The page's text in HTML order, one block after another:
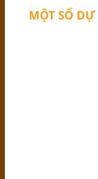
MỘT SỐ